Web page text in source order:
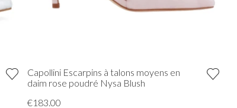
Capollini Escarpins à talons moyens en
daim rose poudré Nysa Blush
€183.00